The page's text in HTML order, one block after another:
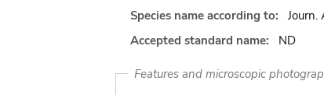
Species name according to:
Journ.
Accepted standard name:
ND
Features and microscopic